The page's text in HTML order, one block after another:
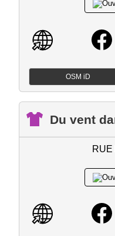
OSM iD
Du vent
RUE